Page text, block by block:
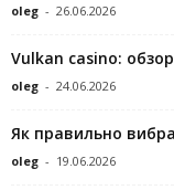
oleg - 26.06.2026
Vulkan casino:
oleg - 24.06.2026
Як правильно
oleg - 19.06.2026